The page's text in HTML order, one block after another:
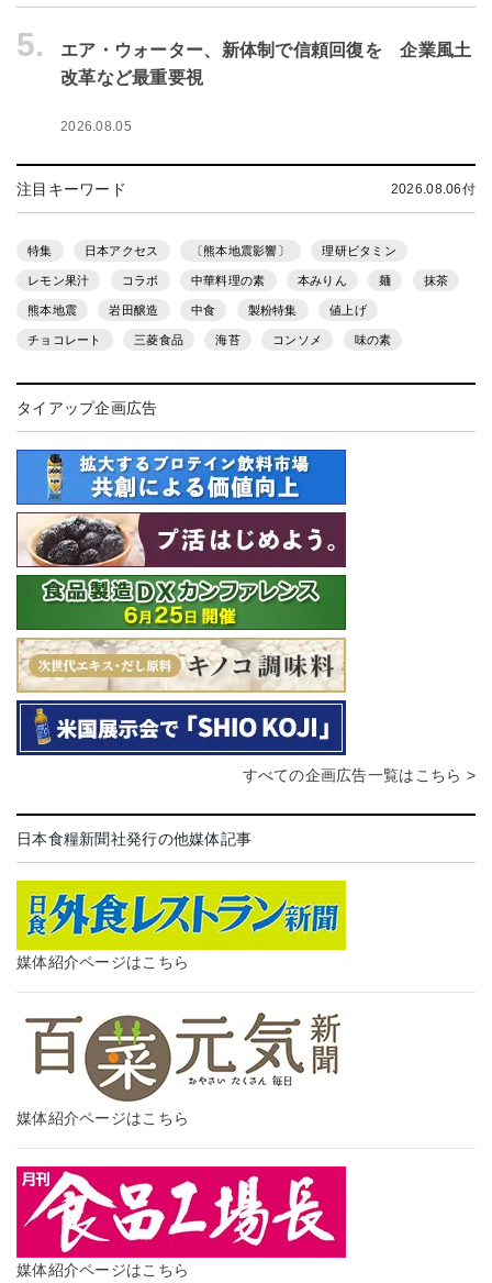
5.
エア・ウォーター、新体制で信頼回復を 企業風土
改革など最重要視
2026.08.05
注目キーワード 2026.08.06付
特集 日本アクセス 〔熊本地震影響〕 理研ビタミン
レモン果汁 コラボ 中華料理の素 本みりん 麺 抹茶
熊本地震 岩田醸造 中食 製粉特集 値上げ
チョコレート 三菱食品 海苔 コンソメ 味の素
タイアップ企画広告
すべての企画広告一覧はこちら >
日本食糧新聞社発行の他媒体記事
媒体紹介ページはこちら
媒体紹介ページはこちら
媒体紹介ページはこちら